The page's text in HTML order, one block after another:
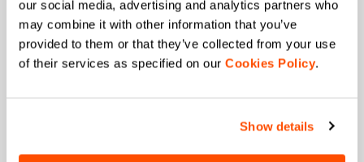
our social media, advertising and analytics partners who
may combine it with other information that you’ve
provided to them or that they’ve collected from your use
of their services as specified on our Cookies Policy.
Show details
+ Offerte esclusive sui prodotti delle passate stagioni.